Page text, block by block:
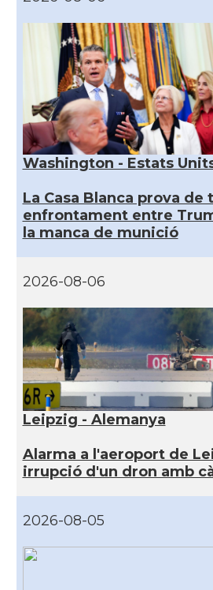
Washington - Estats
La Casa Blanca prova de
enfrontament entre
la manca de munició
2026-08-06
Leipzig - Alemanya
Alarma a l'aeroport de
irrupció d'un dron amb
2026-08-05